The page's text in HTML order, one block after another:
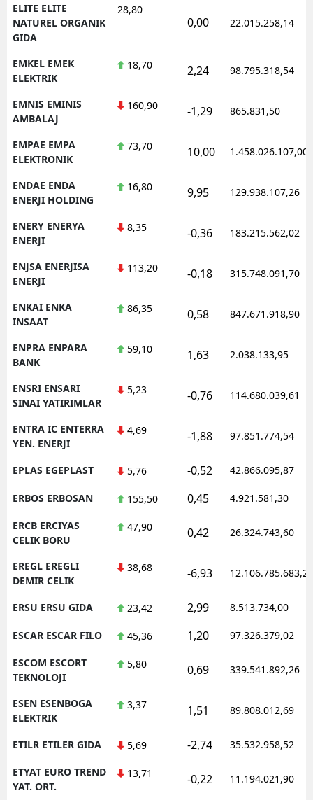
ELITE ELITE
NATUREL ORGANIK
GIDA
28,80
0,00 22.015.258,14
EMKEL EMEK
ELEKTRIK
18,70 2,24 98.795.318,54
EMNIS EMINIS
AMBALAJ
160,90 -1,29 865.831,50
EMPAE EMPA
ELEKTRONIK
73,70 10,00 1.458.026.107,00
ENDAE ENDA
ENERJI HOLDING
16,80 9,95 129.938.107,26
ENERY ENERYA
ENERJI
8,35 -0,36 183.215.562,02
ENJSA ENERJISA
ENERJI
113,20 -0,18 315.748.091,70
ENKAI ENKA
INSAAT
86,35 0,58 847.671.918,90
ENPRA ENPARA
BANK
59,10 1,63 2.038.133,95
ENSRI ENSARI
SINAI YATIRIMLAR
5,23 -0,76 114.680.039,61
ENTRA IC ENTERRA
YEN. ENERJI
4,69 -1,88 97.851.774,54
EPLAS EGEPLAST 5,76 -0,52 42.866.095,87
ERBOS ERBOSAN 155,50 0,45 4.921.581,30
ERCB ERCIYAS
CELIK BORU
47,90 0,42 26.324.743,60
EREGL EREGLI
DEMIR CELIK
38,68 -6,93 12.106.785.683,20
ERSU ERSU GIDA 23,42 2,99 8.513.734,00
ESCAR ESCAR FILO 45,36 1,20 97.326.379,02
ESCOM ESCORT
TEKNOLOJI
5,80 0,69 339.541.892,26
ESEN ESENBOGA
ELEKTRIK
3,37 1,51 89.808.012,69
ETILR ETILER GIDA 5,69 -2,74 35.532.958,52
ETYAT EURO TREND
YAT. ORT.
13,71 -0,22 11.194.021,90